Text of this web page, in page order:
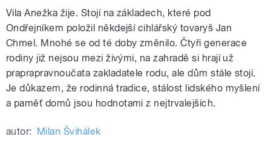
Vila Anežka žije. Stojí na základech, které pod
Ondřejníkem položil někdejší cihlářský tovaryš Jan
Chmel. Mnohé se od té doby změnilo. Čtyři generace
rodiny již nejsou mezi živými, na zahradě si hrají už
praprapravnoučata zakladatele rodu, ale dům stále stojí.
Je důkazem, že rodinná tradice, stálost lidského myšlení
a paměť domů jsou hodnotami z nejtrvalejších.
autor: Milan Švihálek